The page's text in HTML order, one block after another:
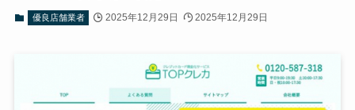
優良店舗業者 2025年12月29日 2025年12月29日